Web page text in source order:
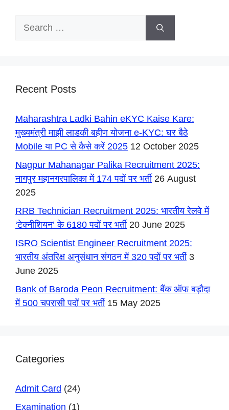
Recent Posts
Maharashtra Ladki Bahin eKYC Kaise Kare:
मुख्यमंत्री माझी लाडकी बहीण योजना e-KYC: घर बैठे
Mobile या PC से कैसे करें 2025 12 October 2025
Nagpur Mahanagar Palika Recruitment 2025:
नागपुर महानगरपालिका में 174 पदों पर भर्ती 26 August
2025
RRB Technician Recruitment 2025: भारतीय रेलवे में
‘टेक्नीशियन’ के 6180 पदों पर भर्ती 20 June 2025
ISRO Scientist Engineer Recruitment 2025:
भारतीय अंतरिक्ष अनुसंधान संगठन में 320 पदों पर भर्ती 3
June 2025
Bank of Baroda Peon Recruitment: बैंक ऑफ बड़ौदा
में 500 चपरासी पदों पर भर्ती 15 May 2025
Categories
Admit Card (24)
Examination (1)